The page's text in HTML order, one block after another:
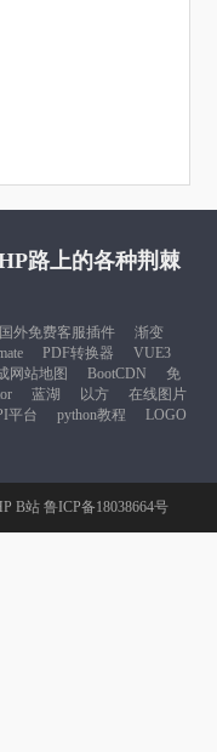
路上的各种荆棘
国外免费客服插件
渐变
PDF转换器
VUE3
网站地图 BootCDN
免
蓝湖 以方
在线图片
平台 python教程
LOGO
B站 鲁ICP备18038664号